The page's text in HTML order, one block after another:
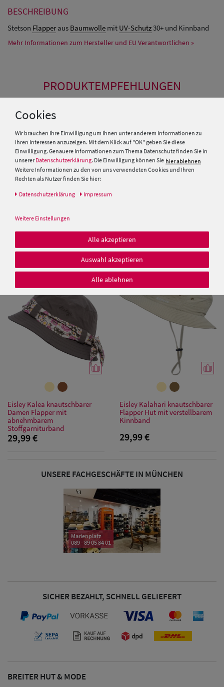
Damen Caps
Damen
Baseball Caps
Damen UV-
Damen
Bandana Caps
Damen
Sonnenschilder
Snapback Caps
Damen Caps
Großgrößen
BESCHREIBUNG
Stetson Flapper aus Baumwolle mit UV-Schutz30+ und Kinnband
Mehr Informationen zum Hersteller und EU Verantwortlichen »
PRODUKTEMPFEHLUNGEN
Fiebig Fischer-Hut mit 2
Einfarbiger knautschbarer
Fischerhut mit UV 50+ aus
Baumwolle von Hut-Breiter
25,00 €
Eisley Kalea knautschbarer
Damen Flapper mit
abnehmbarem
Stoffgarniturband
29,99 €
Eisley Kalahari knautschbarer
Flapper Hut mit verstellbarem
Kinnband
29,99 €
UNSERE FACHGESCHÄFTE IN MÜNCHEN
Marienplatz
089 - 89 05 84 01
SICHER BEZAHLT, SCHNELL GELIEFERT
BREITER HUT & MODE
Cookies
Wir brauchen Ihre Einwilligung um Ihnen unter anderem Informationen zu
Ihren Interessen anzuzeigen. Mit dem Klick auf "OK" geben Sie diese
Einwilligung. Genauere Informationen zum Thema Datenschutz finden Sie in
unserer Datenschutzerklärung. Die Einwilligung können Sie hier ablehnen
Weitere Informationen zu den von uns verwendeten Cookies und Ihren
Rechten als Nutzer finden Sie hier:
Daten­schutz­erklärung Impressum
Weitere Einstellungen
Alle akzeptieren
Auswahl akzeptieren
Alle ablehnen